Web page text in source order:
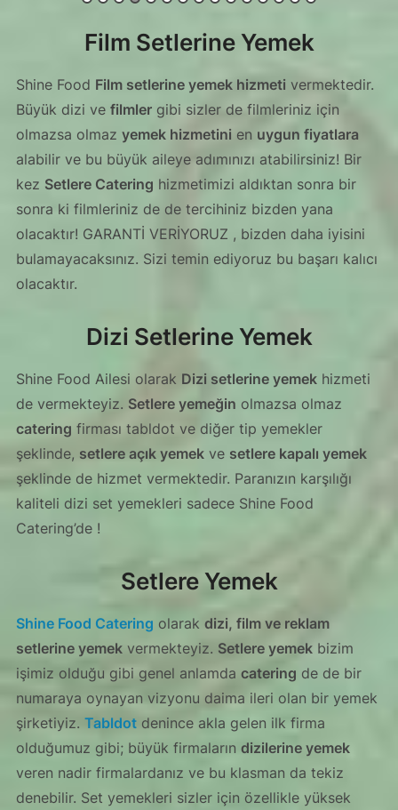
Film Setlerine Yemek
Shine Food Film setlerine yemek hizmeti vermektedir.
Büyük dizi ve filmlergibi sizler de filmleriniz için
olmazsa olmaz yemek hizmetini en uygun fiyatlara
alabilir ve bu büyük aileye adımınızı atabilirsiniz! Bir
kez Setlere Catering hizmetimizi aldıktan sonra bir
sonra ki filmleriniz de de tercihiniz bizden yana
olacaktır! GARANTİ VERİYORUZ , bizden daha iyisini
bulamayacaksınız. Sizi temin ediyoruz bu başarı kalıcı
olacaktır.
Dizi Setlerine Yemek
Shine Food Ailesi olarak Dizi setlerine yemekhizmeti
de vermekteyiz. Setlere yemeğin olmazsa olmaz
catering firması tabldot ve diğer tip yemekler
şeklinde, setlere açık yemekve setlere kapalı yemek
şeklinde de hizmet vermektedir. Paranızın karşılığı
kaliteli dizi set yemekleri sadece Shine Food
Catering’de !
Setlere Yemek
Shine Food Catering olarak dizi, film ve reklam
setlerine yemekvermekteyiz. Setlere yemekbizim
işimiz olduğu gibi genel anlamda catering de de bir
numaraya oynayan vizyonu daima ileri olan bir yemek
şirketiyiz. Tabldotdenince akla gelen ilk firma
olduğumuz gibi; büyük firmaların dizilerine yemek
veren nadir firmalardanız ve bu klasman da tekiz
denebilir. Set yemekleri sizler için özellikle yüksek